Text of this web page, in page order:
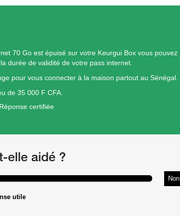
70 Go est épuisé sur votre Keurgui Box vous pouvez
durée de validité de votre pass internet.
pour vous connecter à la maison partout au Sénégal.
de 35 000 F CFA.
Réponse certifiée
elle aidé ?
Non
utile